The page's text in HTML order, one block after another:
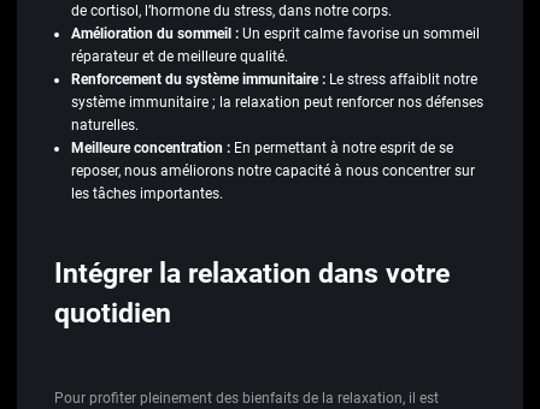
de cortisol, l’hormone du stress, dans notre corps.
Amélioration du sommeil :Un esprit calme favorise un sommeil
réparateur et de meilleure qualité.
Renforcement du système immunitaire :Le stress affaiblit notre
système immunitaire ; la relaxation peut renforcer nos défenses
naturelles.
Meilleure concentration :En permettant à notre esprit de se
reposer, nous améliorons notre capacité à nous concentrer sur
les tâches importantes.
Intégrer la relaxation dans votre
quotidien
Pour profiter pleinement des bienfaits de la relaxation, il est